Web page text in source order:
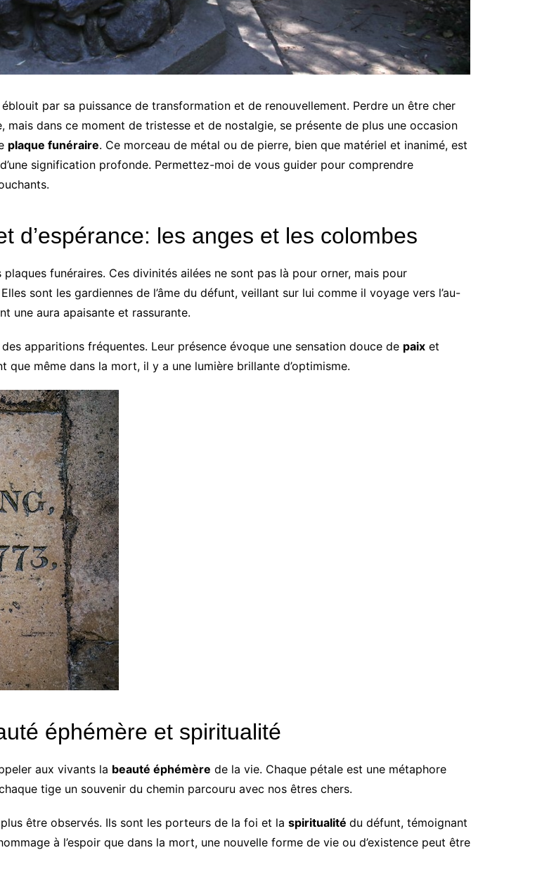
par sa puissance de transformation et de renouvellement. Perdre un être cher
mais dans ce moment de tristesse et de nostalgie, se présente de plus une occasion
plaque funéraire. Ce morceau de métal ou de pierre, bien que matériel et inanimé, est
signification profonde. Permettez-moi de vous guider pour comprendre
d’espérance: les anges et les colombes
funéraires. Ces divinités ailées ne sont pas là pour orner, mais pour
sont les gardiennes de l’âme du défunt, veillant sur lui comme il voyage vers l’au-
une aura apaisante et rassurante.
apparitions fréquentes. Leur présence évoque une sensation douce de paix et
même dans la mort, il y a une lumière brillante d’optimisme.
éphémère et spiritualité
aux vivants la beauté éphémère de la vie. Chaque pétale est une métaphore
tige un souvenir du chemin parcouru avec nos êtres chers.
être observés. Ils sont les porteurs de la foi et la spiritualité du défunt, témoignant
à l’espoir que dans la mort, une nouvelle forme de vie ou d’existence peut être